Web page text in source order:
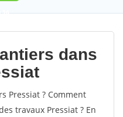
56
dans
Pressiat ? Comment
travaux Pressiat ? En